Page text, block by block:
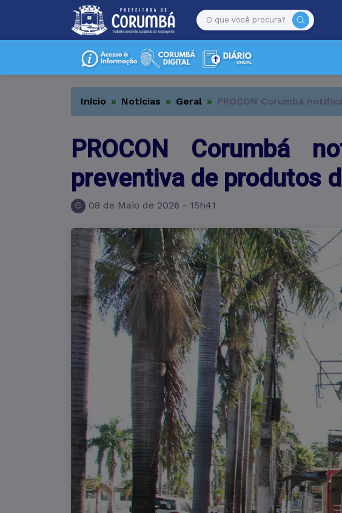
Início Notícias Geral PROCON Corumbá
PROCON Corumbá
preventiva de produtos
08 de Maio de 2026 - 15h41